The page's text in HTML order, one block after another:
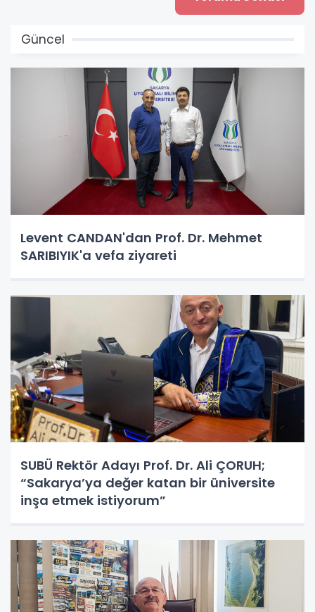
Güncel
Levent CANDAN'dan Prof. Dr. Mehmet
SARIBIYIK'a vefa ziyareti
SUBÜ Rektör Adayı Prof. Dr. Ali ÇORUH;
“Sakarya’ya değer katan bir üniversite
inşa etmek istiyorum”